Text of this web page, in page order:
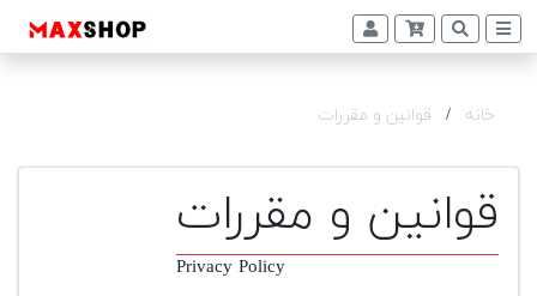
تجهیزات
اکسسوری
خانه / قوانین و مقررات
قوانین و مقررات
Privacy Policy